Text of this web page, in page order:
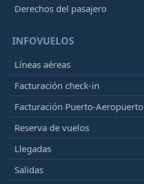
Derechos del pasajero
INFOVUELOS
Líneas aéreas
Facturación check-in
Facturación Puerto-Aeropuerto
Reserva de vuelos
Llegadas
Salidas